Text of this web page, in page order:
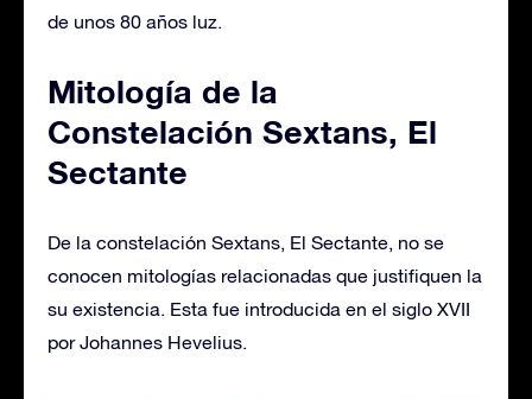
de unos 80 años luz.
Mitología de la
Constelación Sextans, El
Sectante
De la constelación Sextans, El Sectante, no se
conocen mitologías relacionadas que justifiquen la
su existencia. Esta fue introducida en el siglo XVII
por Johannes Hevelius.